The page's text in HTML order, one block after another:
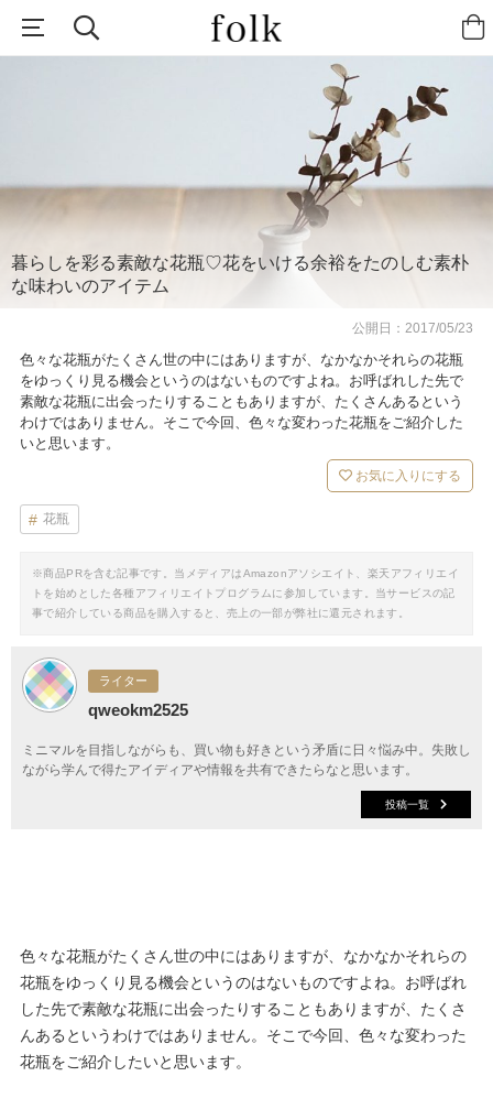
暮らしを彩る素敵な花瓶♡花をいける余裕をたのしむ素朴
な味わいのアイテム
公開日：2017/05/23
色々な花瓶がたくさん世の中にはありますが、なかなかそれらの花瓶
をゆっくり見る機会というのはないものですよね。お呼ばれした先で
素敵な花瓶に出会ったりすることもありますが、たくさんあるという
わけではありません。そこで今回、色々な変わった花瓶をご紹介した
いと思います。
お気に入りにする
花瓶
※商品PRを含む記事です。当メディアはAmazonアソシエイト、楽天アフィリエイ
トを始めとした各種アフィリエイトプログラムに参加しています。当サービスの記
事で紹介している商品を購入すると、売上の一部が弊社に還元されます。
ライター
qweokm2525
ミニマルを目指しながらも、買い物も好きという矛盾に日々悩み中。失敗し
ながら学んで得たアイディアや情報を共有できたらなと思います。
投稿一覧
色々な花瓶がたくさん世の中にはありますが、なかなかそれらの
花瓶をゆっくり見る機会というのはないものですよね。お呼ばれ
した先で素敵な花瓶に出会ったりすることもありますが、たくさ
んあるというわけではありません。そこで今回、色々な変わった
花瓶をご紹介したいと思います。